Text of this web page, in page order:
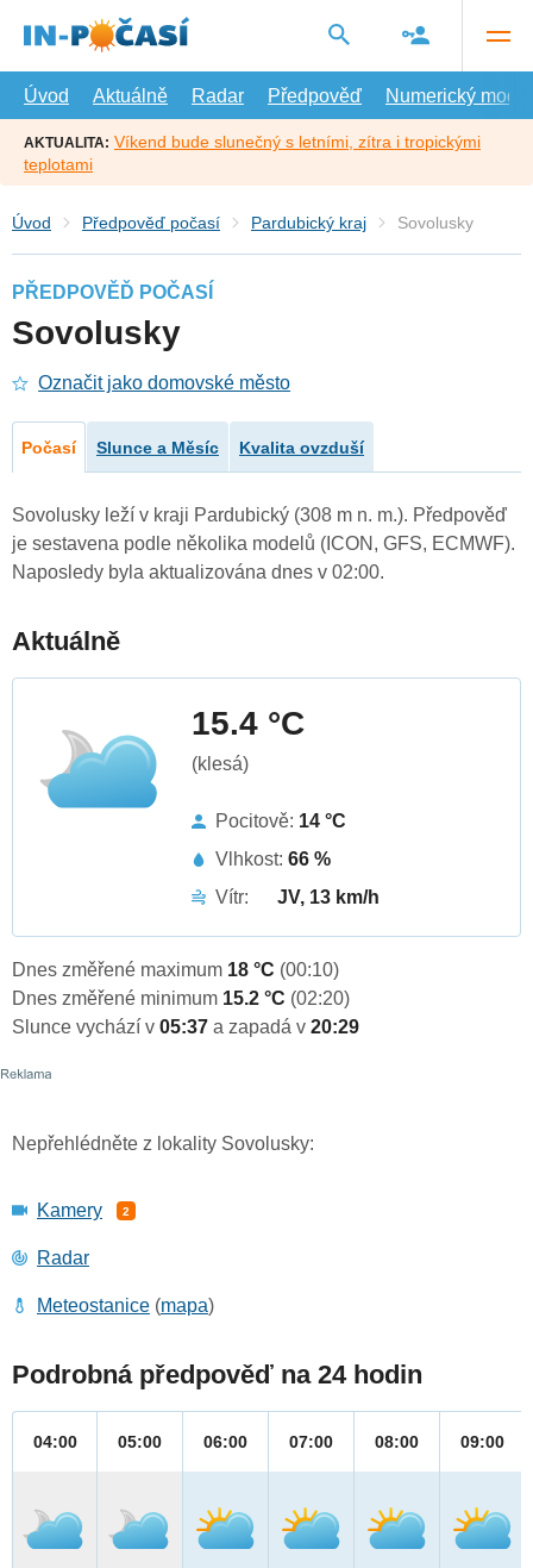
hlavní
Úvod
Aktuálně Radar Předpověď Numerický model
AKTUALITA: Víkend bude slunečný s letními, zítra i tropickými
teplotami
Úvod Předpověď počasí Pardubický kraj Sovolusky
PŘEDPOVĚĎ POČASÍ
Sovolusky
Označit jako domovské město
Počasí Slunce a Měsíc Kvalita ovzduší
Sovolusky leží v kraji Pardubický (308 m n. m.). Předpověď
je sestavena podle několika modelů (ICON, GFS, ECMWF).
Naposledy byla aktualizována dnes v 02:00.
Aktuálně
15.4 °C
(klesá)
Pocitově: 14 °C
Vlhkost: 66 %
Vítr:
JV, 13 km/h
Dnes změřené maximum 18 °C (00:10)
Dnes změřené minimum 15.2 °C (02:20)
Slunce vychází v 05:37 a zapadá v 20:29
Nepřehlédněte z lokality Sovolusky:
Kamery 2
Radar
Meteostanice (mapa)
Podrobná předpověď na 24 hodin
04:00 05:00 06:00 07:00 08:00 09:00